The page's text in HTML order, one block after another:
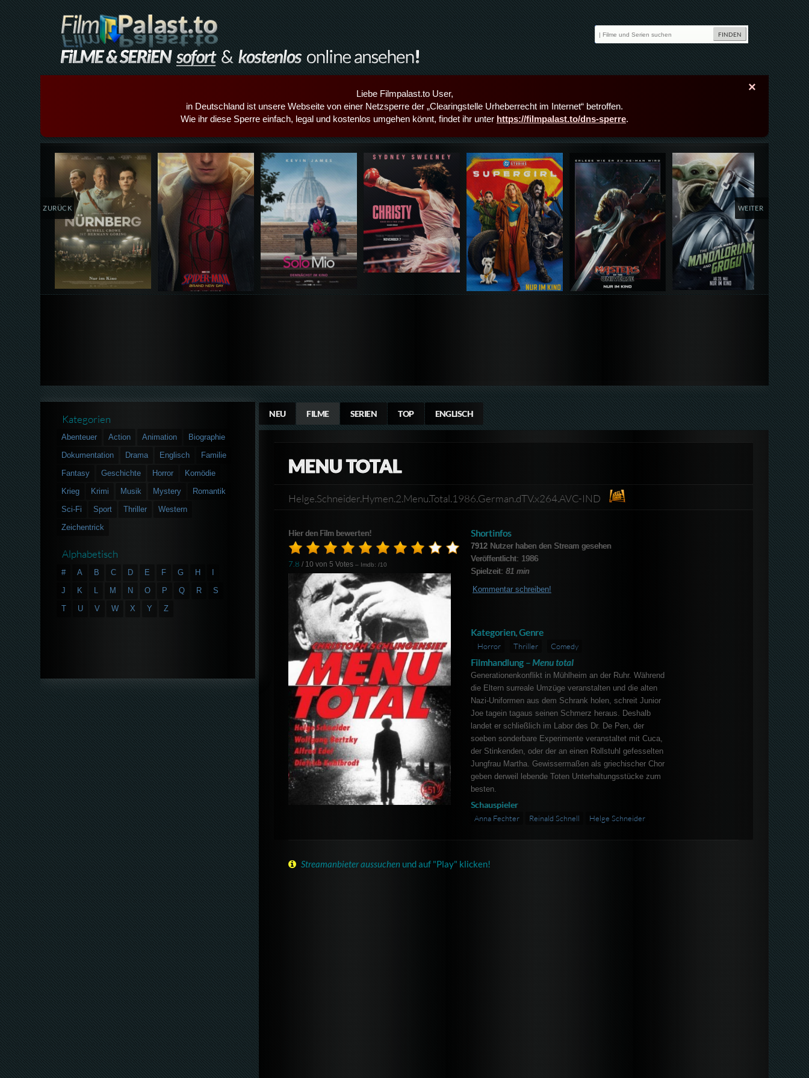
×
Liebe Filmpalast.to User,
in Deutschland ist unsere Webseite von einer Netzsperre der „Clearingstelle Urheberrecht im Internet“ betroffen.
Wie ihr diese Sperre einfach, legal und kostenlos umgehen könnt, findet ihr unter https://filmpalast.to/dns-sperre.
Details,Play Details,Play Details,Play Details,Play Details,Play Details,Play Details,Play
ZURÜCK WEITER
NEU FILME SERIEN TOP ENGLISCH
MENU TOTAL
Helge.Schneider.Hymen.2.Menu.Total.1986.German.dTV.x264.AVC-IND
Hier den Film bewerten!
7.8 / 10 von5 Votes – Imdb: /10
Shortinfos
7912Nutzer haben den Stream gesehen
Veröffentlicht: 1986
Spielzeit: 81 min
Kommentar schreiben!
Kategorien, Genre
Horror Thriller Comedy
Filmhandlung – Menu total
Generationenkonflikt in Mühlheim an der Ruhr. Während
die Eltern surreale Umzüge veranstalten und die alten
Nazi-Uniformen aus dem Schrank holen, schreit Junior
Joe tagein tagaus seinen Schmerz heraus. Deshalb
landet er schließlich im Labor des Dr. De Pen, der
soeben sonderbare Experimente veranstaltet mit Cuca,
der Stinkenden, oder der an einen Rollstuhl gefesselten
Jungfrau Martha. Gewissermaßen als griechischer Chor
geben derweil lebende Toten Unterhaltungsstücke zum
besten.
Schauspieler
Anna Fechter Reinald Schnell Helge Schneider
Streamanbieter aussuchen und auf "Play" klicken!
Kategorien
Abenteuer Action Animation
Biographie
Dokumentation
Drama Englisch
Familie
Fantasy
Geschichte Horror
Komödie
Krieg
Krimi Musik Mystery
Romantik
Sci-Fi
Sport Thriller
Western
Zeichentrick
Alphabetisch
# A B C D E F G H
J
K L M N O P Q R
S
T
U V W X Y Z